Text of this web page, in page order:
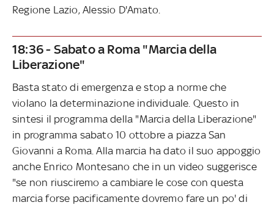
Regione Lazio, Alessio D'Amato.
18:36 - Sabato a Roma "Marcia della
Liberazione"
Basta stato di emergenza e stop a norme che
violano la determinazione individuale. Questo in
sintesi il programma della "Marcia della Liberazione"
in programma sabato 10 ottobre a piazza San
Giovanni a Roma. Alla marcia ha dato il suo appoggio
anche Enrico Montesano che in un video suggerisce
"se non riusciremo a cambiare le cose con questa
marcia forse pacificamente dovremo fare un po' di